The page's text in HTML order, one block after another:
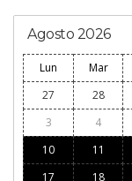
Agosto 2026
Lun Mar
27
28
3
4
10
11
17
18